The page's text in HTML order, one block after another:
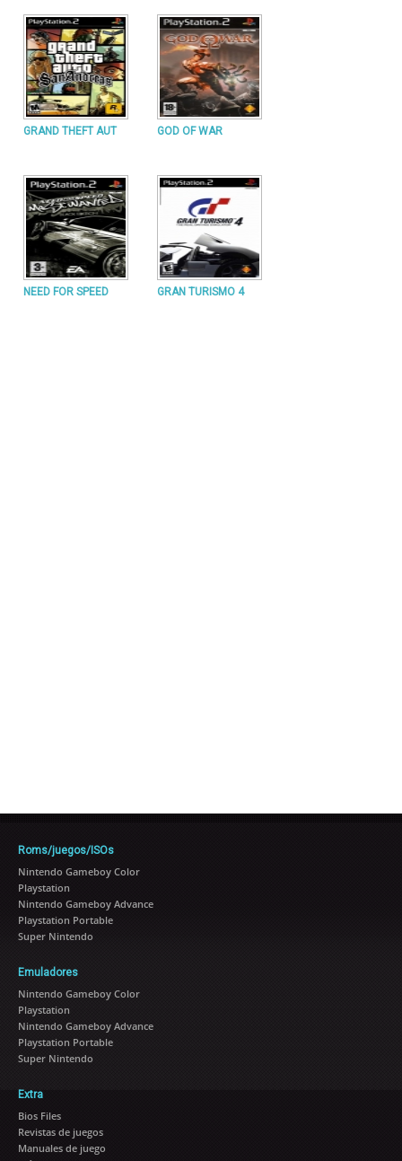
GRAND THEFT AUT GOD OF WAR
NEED FOR SPEED GRAN TURISMO 4
Roms/juegos/ISOs
Nintendo Gameboy Color
Playstation
Nintendo Gameboy Advance
Playstation Portable
Super Nintendo
Emuladores
Nintendo Gameboy Color
Playstation
Nintendo Gameboy Advance
Playstation Portable
Super Nintendo
Extra
Bios Files
Revistas de juegos
Manuales de juego